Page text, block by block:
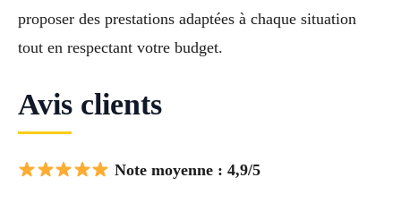
proposer des prestations adaptées à chaque situation
tout en respectant votre budget.
Avis clients
Note moyenne : 4,9/5